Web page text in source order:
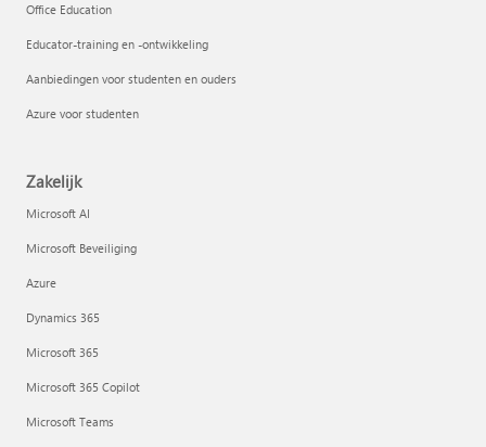
Office Education
Educator-training en -ontwikkeling
Aanbiedingen voor studenten en ouders
Azure voor studenten
Zakelijk
Microsoft AI
Microsoft Beveiliging
Azure
Dynamics 365
Microsoft 365
Microsoft 365 Copilot
Microsoft Teams